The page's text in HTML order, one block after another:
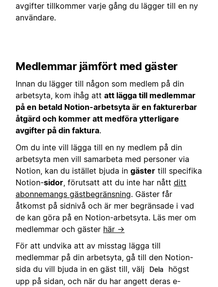
avgifter tillkommer varje gång du lägger till en ny
användare.
Medlemmar jämfört med gäster
Innan du lägger till någon som medlem på din
arbetsyta, kom ihåg att att lägga till medlemmar
på en betald Notion-arbetsyta är en fakturerbar
åtgärd och kommer att medföra ytterligare
avgifter på din faktura.
Om du inte vill lägga till en ny medlem på din
arbetsyta men vill samarbeta med personer via
Notion, kan du istället bjuda in gäster till specifika
Notion-sidor , förutsatt att du inte har nått ditt
abonnemangs gästbegränsning. Gäster får
åtkomst på sidnivå och är mer begränsade i vad
de kan göra på en Notion-arbetsyta. Läs mer om
medlemmar och gäster här →
För att undvika att av misstag lägga till
medlemmar på din arbetsyta, gå till den Notion-
sida du vill bjuda in en gäst till, välj
Dela
högst
upp på sidan, och när du har angett deras e-